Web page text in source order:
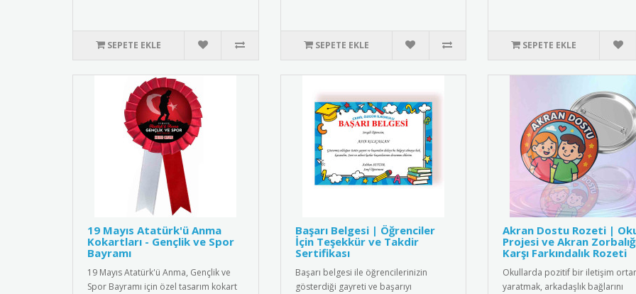
SEPETE EKLE SEPETE EKLE SEPETE EKLE
19 Mayıs Atatürk'ü Anma
Kokartları - Gençlik ve Spor
Bayramı
19 Mayıs Atatürk'ü Anma, Gençlik ve
Spor Bayramı için özel tasarım kokart
Başarı Belgesi | Öğrenciler
İçin Teşekkür ve Takdir
Sertifikası
Başarı belgesi ile öğrencilerinizin
gösterdiği gayreti ve başarıyı
Akran Dostu Rozeti |
Projesi ve Akran
Karşı Farkındalık Rozeti
Okullarda pozitif bir iletişim
yaratmak, arkadaşlık bağlarını